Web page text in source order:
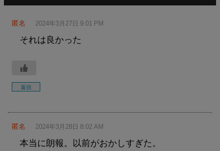
匿名 2024年3月27日 9:01 PM
それは良かった
返信
匿名 2024年3月28日 8:02 AM
本当に朗報。以前がおかしすぎた。